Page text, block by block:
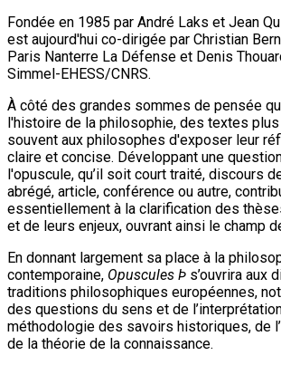
Fondée en 1985 par André Laks et Jean
est aujourd'hui co-dirigée par Christian
Paris Nanterre La Défense et Denis
Simmel-EHESS/CNRS.
À côté des grandes sommes de pensée
l'histoire de la philosophie, des textes
souvent aux philosophes d'exposer leur
claire et concise. Développant une
l'opuscule, qu’il soit court traité, discours
abrégé, article, conférence ou autre,
essentiellement à la clarification des
et de leurs enjeux, ouvrant ainsi le champ
En donnant largement sa place à la
contemporaine, Opuscules Þ s’ouvrira aux
traditions philosophiques européennes,
des questions du sens et de
méthodologie des savoirs historiques, de
de la théorie de la connaissance.